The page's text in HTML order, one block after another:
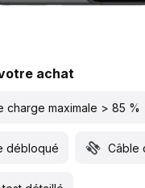
achat
charge maximale > 85 %
débloqué Câble